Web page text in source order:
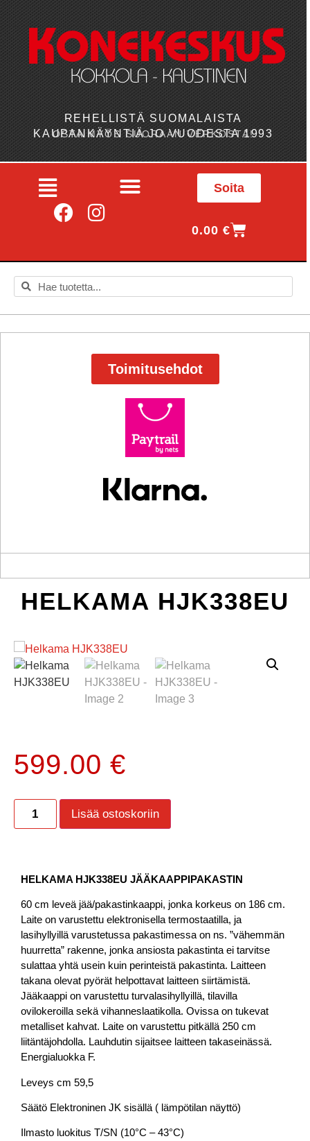
REHELLISTÄ SUOMALAISTA
KAUPANKÄYNTIÄ JO VUODESTA 1993
OSTA MYÖS SUORAAN VERKOSTA!
Soita
0.00€
Toimitusehdot
HELKAMA HJK338EU
599.00 €
Lisää ostoskoriin
HELKAMA HJK338EU JÄÄKAAPPIPAKASTIN
60 cm leveä jää/pakastinkaappi, jonka korkeus on 186 cm.
Laite on varustettu elektronisella termostaatilla, ja
lasihyllyillä varustetussa pakastimessa on ns. ”vähemmän
huurretta” rakenne, jonka ansiosta pakastinta ei tarvitse
sulattaa yhtä usein kuin perinteistä pakastinta. Laitteen
takana olevat pyörät helpottavat laitteen siirtämistä.
Jääkaappi on varustettu turvalasihyllyillä, tilavilla
ovilokeroilla sekä vihanneslaatikolla. Ovissa on tukevat
metalliset kahvat. Laite on varustettu pitkällä 250 cm
liitäntäjohdolla. Lauhdutin sijaitsee laitteen takaseinässä.
Energialuokka F.
Leveys cm 59,5
Säätö Elektroninen JK sisällä ( lämpötilan näyttö)
Ilmasto luokitus T/SN (10°C – 43°C)